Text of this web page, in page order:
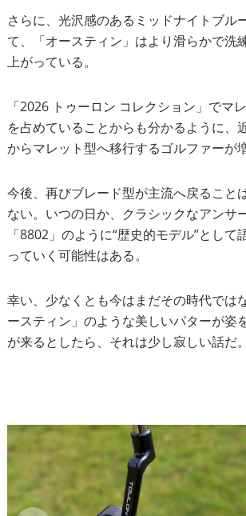
さらに、光沢感のあるミッドナイトブル
て、「オースティン」はより滑らかで洗
上がっている。
「2026 トゥーロン コレクション」でマ
を占めていることからも分かるように、
からマレット型へ移行するゴルファーが
今後、再びブレード型が主流へ戻ること
ない。いつの日か、クラシックなアンサ
「8802」のように“歴史的モデル”として
っていく可能性はある。
幸い、少なくとも今はまだその時代では
ースティン」のような美しいパターが姿
が来るとしたら、それは少し寂しい話だ。